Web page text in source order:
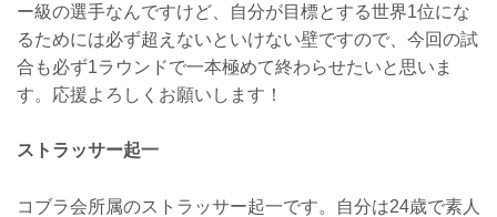
ー級の選手なんですけど、自分が目標とする世界1位にな
るためには必ず超えないといけない壁ですので、今回の試
合も必ず1ラウンドで一本極めて終わらせたいと思いま
す。応援よろしくお願いします！
ストラッサー起一
コブラ会所属のストラッサー起一です。自分は24歳で素人